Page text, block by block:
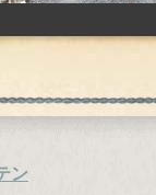
ン